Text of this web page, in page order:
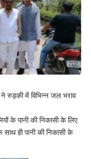
रुड़की में विभिन्न जल भराव
के पानी की निकासी के लिए
ही पानी की निकासी के